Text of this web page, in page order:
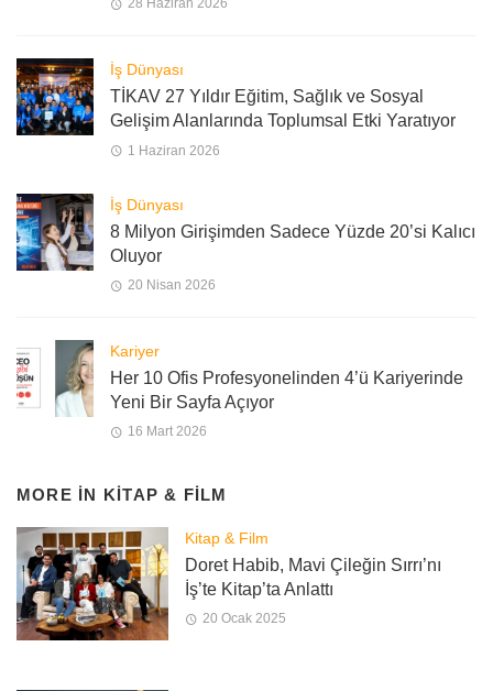
28 Haziran 2026
İş Dünyası
TİKAV 27 Yıldır Eğitim, Sağlık ve Sosyal
Gelişim Alanlarında Toplumsal Etki Yaratıyor
1 Haziran 2026
İş Dünyası
8 Milyon Girişimden Sadece Yüzde 20’si Kalıcı
Oluyor
20 Nisan 2026
Kariyer
Her 10 Ofis Profesyonelinden 4’ü Kariyerinde
Yeni Bir Sayfa Açıyor
16 Mart 2026
MORE IN KITAP & FILM
Kitap & Film
Doret Habib, Mavi Çileğin Sırrı’nı
İş’te Kitap’ta Anlattı
20 Ocak 2025